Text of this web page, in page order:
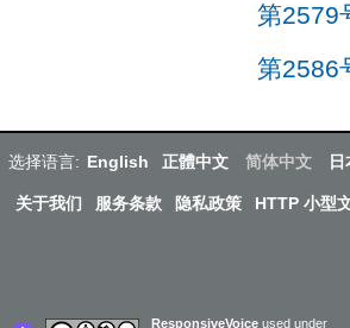
第2579
第2586
选择语言: English 正體中文 简体中文
关于我们 服务条款 隐私政策 HTTP 小型
ResponsiveVoice used under